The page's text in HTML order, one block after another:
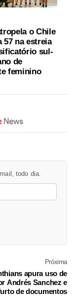
o Chile
57 na estreia
sul-
de
feminino
todo dia.
Próxima
apura uso de
Andrés Sanchez e
de documentos